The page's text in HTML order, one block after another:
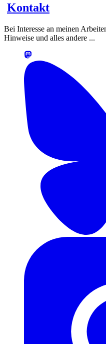
Kontakt
Bei Interesse an meinen
Hinweise und alles andere ...